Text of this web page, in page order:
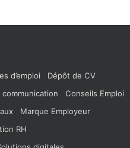
d’emploi
Dépôt de CV
Conseils Emploi
Marque Employeur
RH